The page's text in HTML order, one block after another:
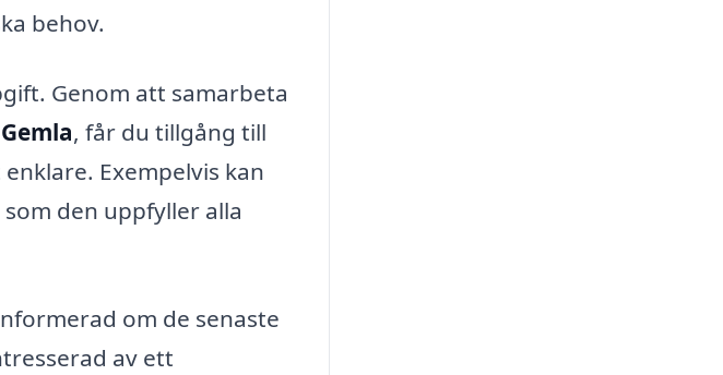
behov.
Genom att samarbeta
, får du tillgång till
Exempelvis kan
den uppfyller alla
om de senaste
av ett